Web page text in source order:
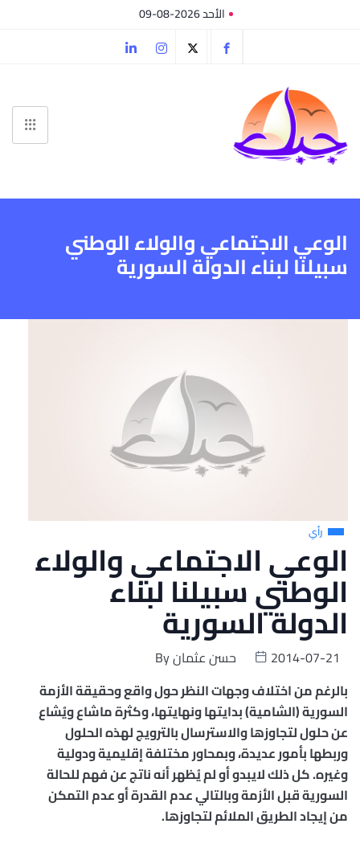
الأحد 2026-08-09
الوعي الاجتماعي والولاء الوطني
سبيلنا لبناء الدولة السورية
رأي
الوعي الاجتماعي والولاء
الوطني سبيلنا لبناء
الدولة السورية
Byحسن عثمان
2014-07-21
بالرغم من اختلاف وجهات النظر حول واقع وحقيقة الأزمة
السورية (الشامية) بدايتها ونهايتها، وكثرة ماشاع ويُشاع
عن حلول لتجاوزها والاسترسال بالترويج لهذه الحلول
وربطها بأمور عديدة، وبمحاور مختلفة إقليمية ودولية
وغيره. كل ذلك لايبدو أو لم يُظهر أنه ناتج عن فهم للحالة
السورية قبل الأزمة وبالتالي عدم القدرة أو عدم التمكن
من إيجاد الطريق الملائم لتجاوزها.